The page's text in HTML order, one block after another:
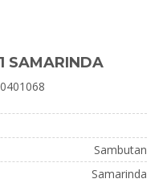
SAMARINDA
Sambutan
Samarinda